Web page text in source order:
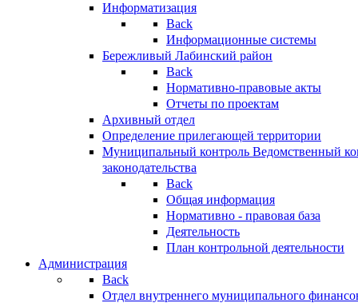
Информатизация
Back
Информационные системы
Бережливый Лабинский район
Back
Нормативно-правовые акты
Отчеты по проектам
Архивный отдел
Определение прилегающей территории
Муниципальный контроль Ведомственный
законодательства
Back
Общая информация
Нормативно - правовая база
Деятельность
План контрольной деятельности
Администрация
Back
Отдел внутреннего муниципального